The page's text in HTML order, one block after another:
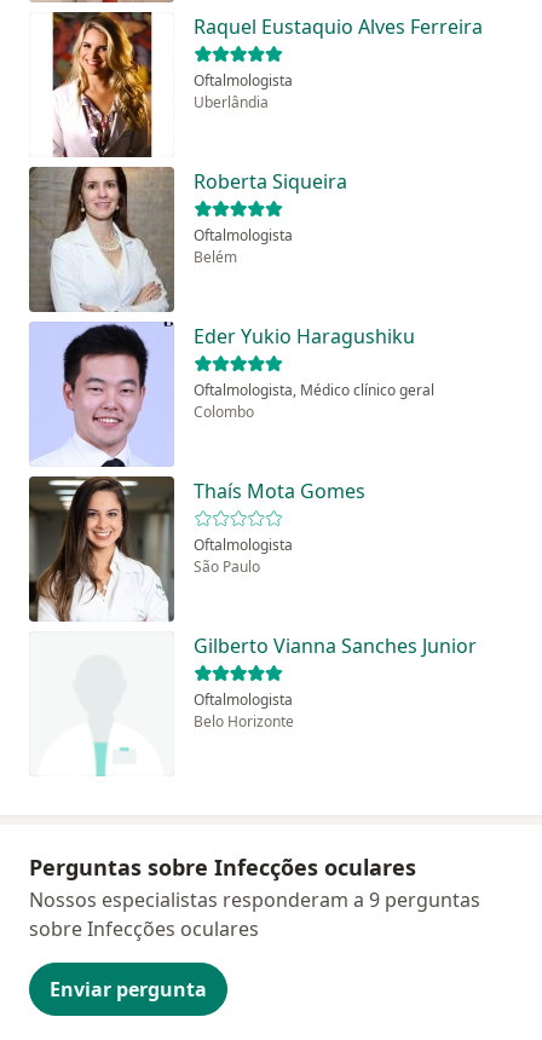
Raquel Eustaquio Alves Ferreira
Oftalmologista
Uberlândia
Roberta Siqueira
Oftalmologista
Belém
Eder Yukio Haragushiku
Oftalmologista, Médico clínico geral
Colombo
Thaís Mota Gomes
Oftalmologista
São Paulo
Gilberto Vianna Sanches Junior
Oftalmologista
Belo Horizonte
Perguntas sobre Infecções oculares
Enviar pergunta
Nossos especialistas responderam a 9 perguntas
sobre Infecções oculares